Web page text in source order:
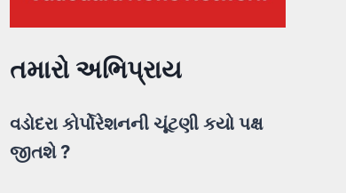
તમારો અભિપ્રાય
વડોદરા કોર્પોરેશનની ચૂંટણી કયો પક્ષ
જીતશે ?